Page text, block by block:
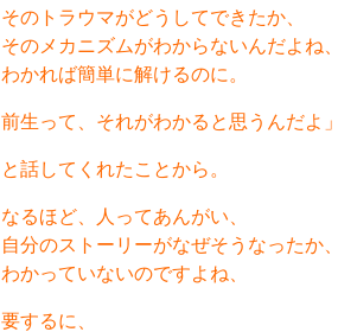
そのトラウマがどうしてできたか、
そのメカニズムがわからないんだよね、
わかれば簡単に解けるのに。
前生って、それがわかると思うんだよ」
と話してくれたことから。
なるほど、人ってあんがい、
自分のストーリーがなぜそうなったか、
わかっていないのですよね、
要するに、